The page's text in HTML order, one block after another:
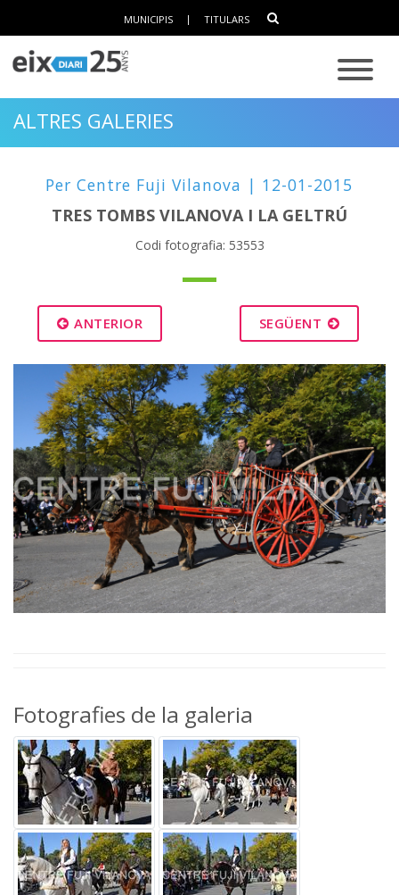
MUNICIPIS | TITULARS
ALTRES GALERIES
Per Centre Fuji Vilanova | 12-01-2015
TRES TOMBS VILANOVA I LA GELTRÚ
Codi fotografia: 53553
ANTERIOR SEGÜENT
Fotografies de la galeria